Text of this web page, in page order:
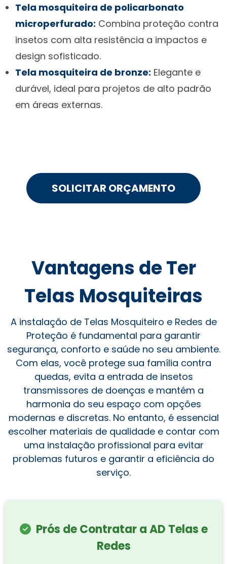
Tela mosquiteira de policarbonato
microperfurado: Combina proteção contra
insetos com alta resistência a impactos e
design sofisticado.
Tela mosquiteira de bronze: Elegante e
durável, ideal para projetos de alto padrão
em áreas externas.
SOLICITAR ORÇAMENTO
Vantagens de Ter
Telas Mosquiteiras
A instalação de Telas Mosquiteiro e Redes de
Proteção é fundamental para garantir
segurança, conforto e saúde no seu ambiente.
Com elas, você protege sua família contra
quedas, evita a entrada de insetos
transmissores de doenças e mantém a
harmonia do seu espaço com opções
modernas e discretas. No entanto, é essencial
escolher materiais de qualidade e contar com
uma instalação profissional para evitar
problemas futuros e garantir a eficiência do
serviço.
Prós de Contratar a AD Telas e
Redes